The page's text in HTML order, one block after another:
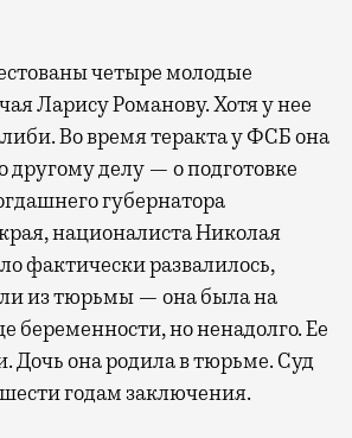
четыре молодые
Ларису Романову. Хотя у нее
Во время теракта у ФСБ она
другому делу — о подготовке
губернатора
националиста Николая
фактически развалилось,
из тюрьмы — она была на
беременности, но ненадолго. Ее
Дочь она родила в тюрьме. Суд
годам заключения.